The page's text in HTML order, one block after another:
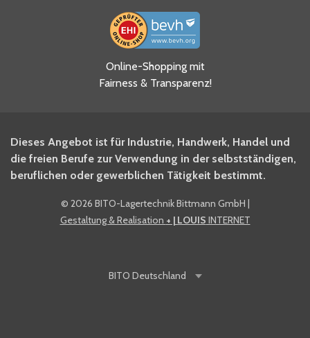
Ja, ich habe die
Datenschutzhinweise gelesen
und akzeptiere diese.
BITO Newsletter Fachwissen
Intralogistiker anmelden.
Ja, ich möchte mich für den
BITO Shop-Newsletter
Online-Shopping mit
Fairness & Transparenz!
Dieses Angebot ist für Industrie, Handwerk, Handel und
die freien Berufe zur Verwendung in der selbstständigen,
beruflichen oder gewerblichen Tätigkeit bestimmt.
© 2026 BITO-Lagertechnik Bittmann GmbH |
Gestaltung & Realisation + | LOUIS INTERNET
BITO Deutschland